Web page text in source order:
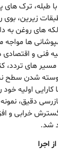
با طبله، ترک های
زیرین، بوی
روغن به
ها
فنی و
های تردد،
شدن سطح
اولیه
دقیق،
گسترش خرابی و
شد.
اجرا